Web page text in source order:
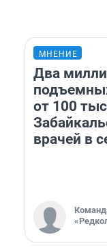
МНЕНИЕ
Два
от 100
врачей в